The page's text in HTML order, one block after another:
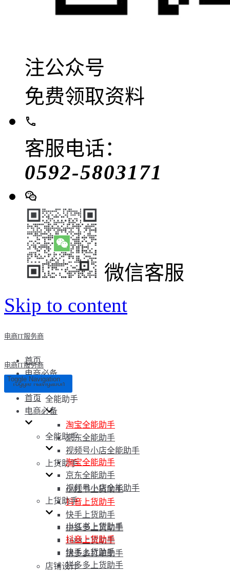
注公众号
免费领取资料
客服电话：
0592-5803171
微信客服
Skip to content
电商IT服务商
首页
电商必备
全能助手
淘宝全能助手
京东全能助手
视频号小店全能助手
上货助手
小红书上货助手
抖音上货助手
快手上货助手
拼多多上货助手
1688上货助手
拼多多打单助手
店铺设计
电商IT服务商
Toggle Navigation
Toggle Navigation
首页
电商必备
全能助手
淘宝全能助手
京东全能助手
视频号小店全能助手
上货助手
小红书上货助手
抖音上货助手
快手上货助手
拼多多上货助手